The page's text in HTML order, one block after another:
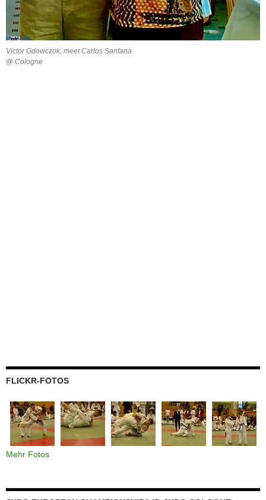
Victor Gdowczok, meet Carlos Santana
@ Cologne
FLICKR-FOTOS
Mehr Fotos